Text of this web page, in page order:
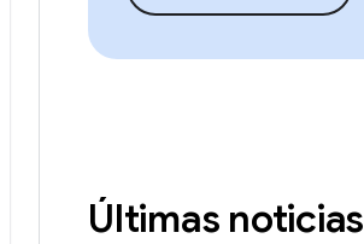
Últimas noticias